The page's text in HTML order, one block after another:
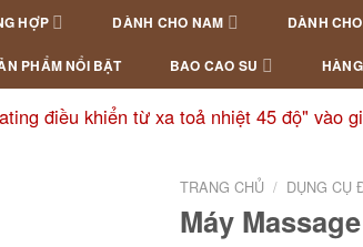
HỢP DÀNH CHO NAM DÀNH
PHẨM NỔI BẬT BAO CAO SU
điều khiển từ xa toả nhiệt 45 độ" vào
TRANG CHỦ / DỤNG CỤ
Máy